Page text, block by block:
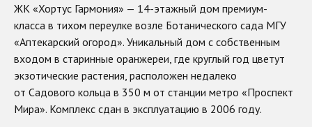
ЖК «Хортус Гармония» — 14-этажный дом премиум-
класса в тихом переулке возле Ботанического сада МГУ
«Аптекарский огород». Уникальный дом с собственным
входом в старинные оранжереи, где круглый год цветут
экзотические растения, расположен недалеко
от Садового кольца в 350 м от станции метро «Проспект
Мира». Комплекс сдан в эксплуатацию в 2006 году.